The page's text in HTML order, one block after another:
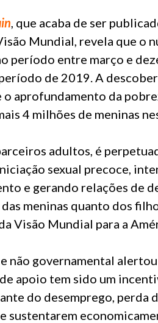
, que acaba de ser
Mundial, revela que o
período entre março e
de 2019. A
aprofundamento da
4 milhões de meninas
adultos, é
sexual precoce,
e gerando relações de
meninas quanto dos
Visão Mundial para a
não governamental
apoio tem sido um
do desemprego, perda
sustentarem